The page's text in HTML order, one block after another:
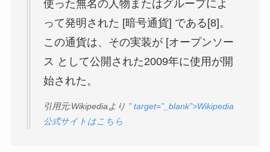
使った無名の人物またはグループによ
って発明された [暗号通貨] である[8]。
この通貨は、その実装が [オープンソー
ス として公開された2009年に使用が開
始された。
引用元:Wikipediaより ” target=”_blank”>Wikipedia
公式サイトはこちら